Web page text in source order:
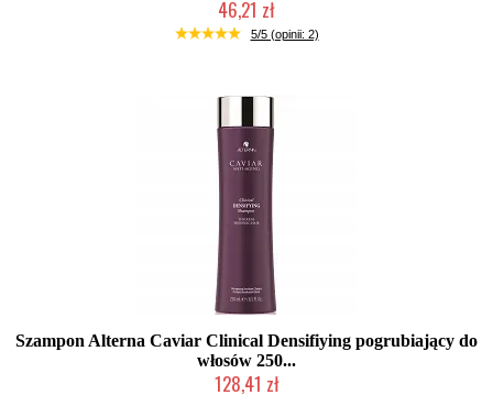
46,21 zł
Duża ilość (wysyłka w 24h)
5/5 (opinii: 2)
Szampon Alterna Caviar Clinical Densifiying pogrubiający do
włosów 250...
128,41 zł